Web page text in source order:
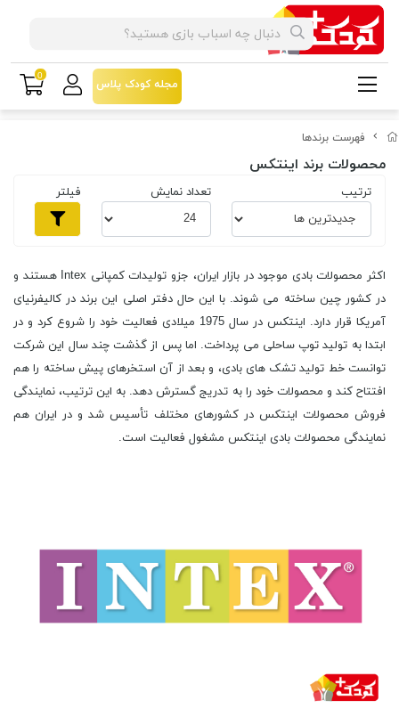
فهرست برندها
محصولات برند اینتکس
ترتیب تعداد نمایش فیلتر
اکثر محصولات بادی موجود در بازار ایران، جزو تولیدات کمپانی Intex هستند و
در کشور چین ساخته می شوند. با این حال دفتر اصلی این برند در کالیفرنیای
آمریکا قرار دارد. اینتکس در سال 1975 میلادی فعالیت خود را شروع کرد و در
ابتدا به تولید توپ ساحلی می پرداخت. اما پس از گذشت چند سال این شرکت
توانست خط تولید تشک های بادی، و بعد از آن استخرهای پیش ساخته را هم
افتتاح کند و محصولات خود را به تدریج گسترش دهد. به این ترتیب، نمایندگی
فروش محصولات اینتکس در کشورهای مختلف تأسیس شد و در ایران هم
نمایندگی محصولات بادی اینتکس مشغول فعالیت است.
مجله کودک پلاس
0